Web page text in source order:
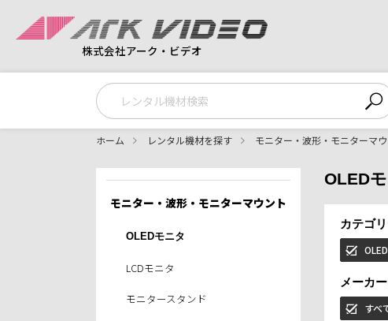
株式会社アーク・ビデオ
ホーム レンタル機材を探す モニター・波形・モニターマ
OLED
カテゴ
メーカ
すべ
モニター・波形・モニターマウント
OLEDモニタ
LCDモニタ
モニタースタンド